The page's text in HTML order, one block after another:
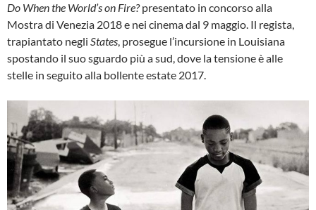
Do When the World’s on Fire?presentato in concorso alla
Mostra di Venezia 2018 e nei cinema dal 9 maggio. Il regista,
trapiantato negli States, prosegue l’incursione in Louisiana
spostando il suo sguardo più a sud, dove la tensione è alle
stelle in seguito alla bollente estate 2017.